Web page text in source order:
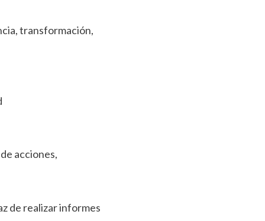
transformación,
acciones,
de realizar informes